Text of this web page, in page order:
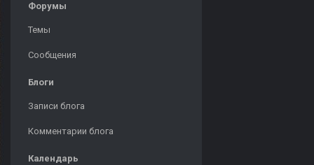
Форумы
Темы
Сообщения
Блоги
Записи блога
Комментарии блога
Календарь